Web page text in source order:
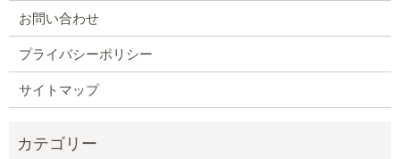
お問い合わせ
プライバシーポリシー
サイトマップ